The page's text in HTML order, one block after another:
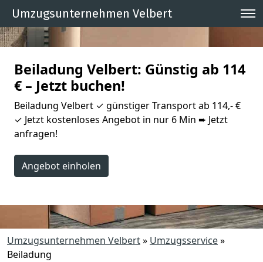
Umzugsunternehmen Velbert
Beiladung Velbert: Günstig ab 114
€ – Jetzt buchen!
Beiladung Velbert ✓ günstiger Transport ab 114,- €
✓ Jetzt kostenloses Angebot in nur 6 Min ➨ Jetzt
anfragen!
Angebot einholen
Umzugsunternehmen Velbert» Umzugsservice»
Beiladung